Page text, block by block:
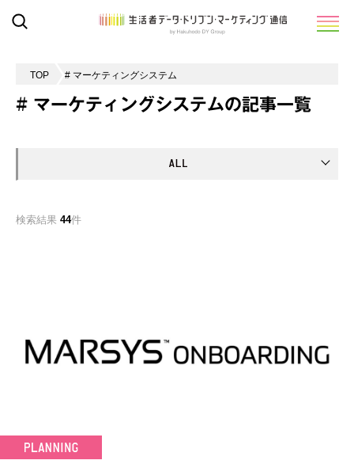
TOP # マーケティングシステム
# マーケティングシステムの記事一覧
検索結果 44件